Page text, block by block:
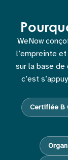
WeNow
l’empreinte
sur la base de
c’est
Certifiée B